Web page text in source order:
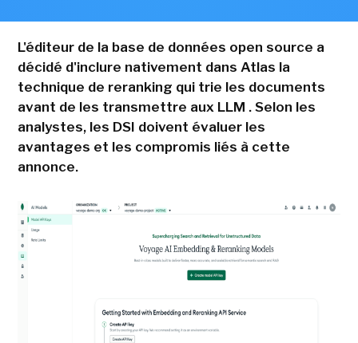
L'éditeur de la base de données open source a
décidé d'inclure nativement dans Atlas la
technique de reranking qui trie les documents
avant de les transmettre aux LLM . Selon les
analystes, les DSI doivent évaluer les
avantages et les compromis liés à cette
annonce.